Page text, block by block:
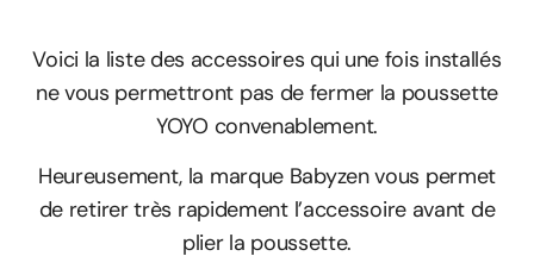
Voici la liste des accessoires qui une fois installés
ne vous permettront pas de fermer la poussette
YOYO convenablement.
Heureusement, la marque Babyzen vous permet
de retirer très rapidement l’accessoire avant de
plier la poussette.